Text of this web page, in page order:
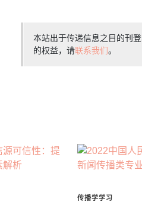
本站出于传递信息之目的刊
的权益，请联系我们。
传播学学习